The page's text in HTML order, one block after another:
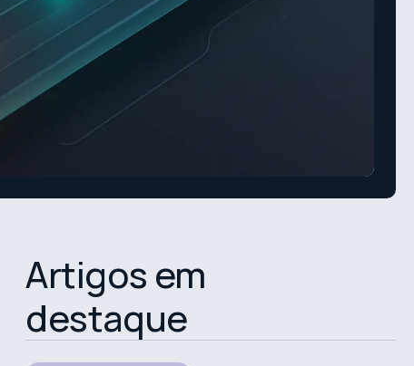
Artigos em
destaque